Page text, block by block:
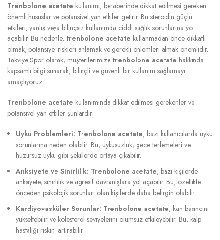
Trenbolone acetate kullanımı, beraberinde dikkat edilmesi gereken
önemli hususlar ve potansiyel yan etkiler getirir. Bu steroidin güçlü
etkileri, yanlış veya bilinçsiz kullanımda ciddi sağlık sorunlarına yol
açabilir. Bu nedenle, trenbolone acetate kullanmadan önce dikkatli
olmak, potansiyel riskleri anlamak ve gerekli önlemleri almak önemlidir.
Takviye Spor olarak, müşterilerimize trenbolone acetate hakkında
kapsamlı bilgi sunarak, bilinçli ve güvenli bir kullanım sağlamayı
amaçlıyoruz.
Trenbolone acetate kullanımında dikkat edilmesi gerekenler ve
potansiyel yan etkiler şunlardır:
Uyku Problemleri: Trenbolone acetate, bazı kullanıcılarda uyku
sorunlarına neden olabilir. Bu, uykusuzluk, gece terlemeleri ve
huzursuz uyku gibi şekillerde ortaya çıkabilir.
Anksiyete ve Sinirlilik: Trenbolone acetate, bazı kişilerde
anksiyete, sinirlilik ve agresif davranışlara yol açabilir. Bu, özellikle
önceden psikolojik sorunları olan kişilerde daha belirgin olabilir.
Kardiyovasküler Sorunlar: Trenbolone acetate, kan basıncını
yükseltebilir ve kolesterol seviyelerini olumsuz etkileyebilir. Bu, kalp
hastalığı riskini artırabilir.